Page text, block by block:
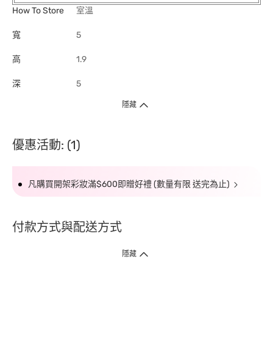
How To Store
室溫
寬 5
高 1.9
深 5
隱藏
優惠活動: (1)
凡購買開架彩妝滿$600即贈好禮 (數量有限 送完為止)
付款方式與配送方式
隱藏